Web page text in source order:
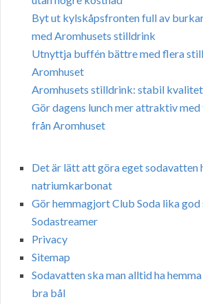
Byt ut kylskåpsfronten full av
med Aromhusets stilldrink
Utnyttja buffén bättre med flera
Aromhuset
Aromhusets stilldrink: stabil
Gör dagens lunch mer attraktiv
från Aromhuset
Det är lätt att göra eget sodavatten
natriumkarbonat
Gör hemmagjort Club Soda lika
Sodastreamer
Privacy
Sitemap
Sodavatten ska man alltid ha
bra bål